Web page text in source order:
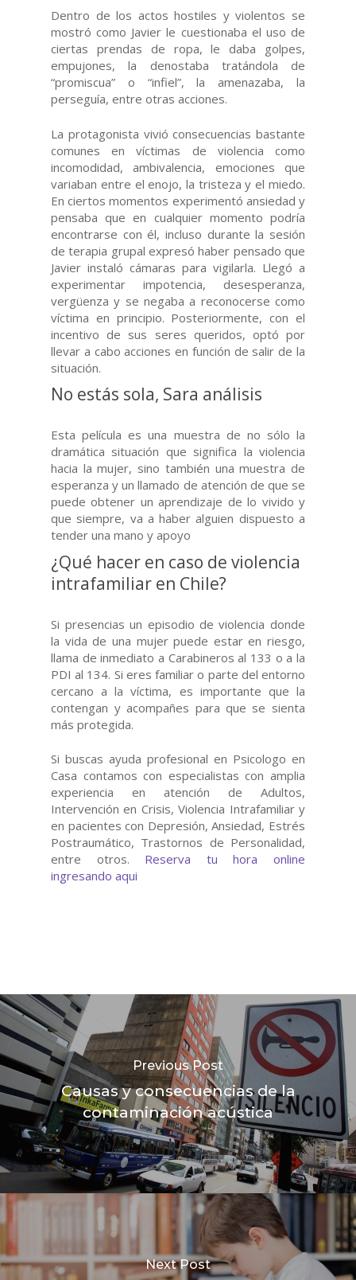
Dentro de los actos hostiles y violentos se
mostró como Javier le cuestionaba el uso de
ciertas prendas de ropa, le daba golpes,
empujones, la denostaba tratándola de
“promiscua” o “infiel”, la amenazaba, la
perseguía, entre otras acciones.
La protagonista vivió consecuencias bastante
comunes en víctimas de violencia como
incomodidad, ambivalencia, emociones que
variaban entre el enojo, la tristeza y el miedo.
En ciertos momentos experimentó ansiedad y
pensaba que en cualquier momento podría
encontrarse con él, incluso durante la sesión
de terapia grupal expresó haber pensado que
Javier instaló cámaras para vigilarla. Llegó a
experimentar impotencia, desesperanza,
vergüenza y se negaba a reconocerse como
víctima en principio. Posteriormente, con el
incentivo de sus seres queridos, optó por
llevar a cabo acciones en función de salir de la
situación.
No estás sola, Sara análisis
Esta película es una muestra de no sólo la
dramática situación que significa la violencia
hacia la mujer, sino también una muestra de
esperanza y un llamado de atención de que se
puede obtener un aprendizaje de lo vivido y
que siempre, va a haber alguien dispuesto a
tender una mano y apoyo
¿Qué hacer en caso de violencia
intrafamiliar en Chile?
Si presencias un episodio de violencia donde
la vida de una mujer puede estar en riesgo,
llama de inmediato a Carabineros al 133 o a la
PDI al 134. Si eres familiar o parte del entorno
cercano a la víctima, es importante que la
contengan y acompañes para que se sienta
más protegida.
Si buscas ayuda profesional en Psicologo en
Casa contamos con especialistas con amplia
experiencia en atención de Adultos,
Intervención en Crisis, Violencia Intrafamiliar y
en pacientes con Depresión, Ansiedad, Estrés
Postraumático, Trastornos de Personalidad,
entre otros. Reserva tu hora online
ingresando aqui
Previous Post
Causas y consecuencias de la
contaminación acústica
Next Post